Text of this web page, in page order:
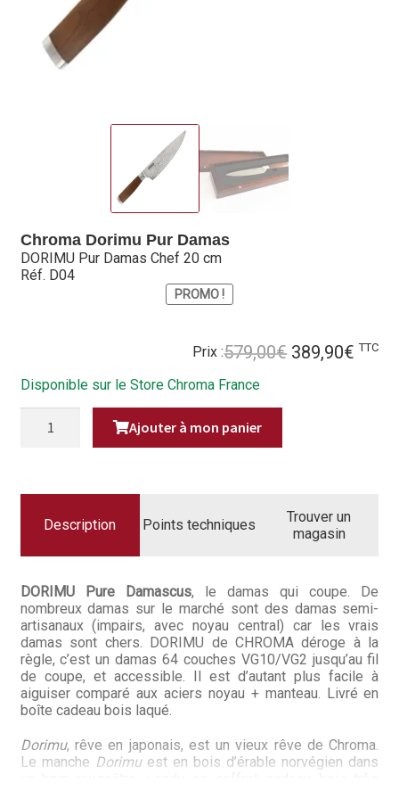
Hall of Fame
Bocuse d’Or
Partenaires
Plan du site
Politique en matière de remboursements et de retours
Revue de presse
Thank you for booking
Tous les articles
Trouver mon couteau
Trouver mon magasin
Chroma Dorimu Pur Damas
DORIMU Pur Damas Chef 20 cm
Réf. D04
PROMO !
Prix :579,00€ Le
389,90€ Le
TTC
Disponible sur le Store Chroma France
20
Ajouter à mon panier
Description Points techniques
Trouver un
magasin
DORIMU Pure Damascus, le damas qui coupe. De
nombreux damas sur le marché sont des damas semi-
artisanaux (impairs, avec noyau central) car les vrais
damas sont chers. DORIMU de CHROMA déroge à la
règle, c’est un damas 64 couches VG10/VG2 jusqu’au fil
de coupe, et accessible. Il est d’autant plus facile à
aiguiser comparé aux aciers noyau + manteau. Livré en
boîte cadeau bois laqué.
Dorimu, rêve en japonais, est un vieux rêve de Chroma.
Le manche Dorimuest en bois d’érable norvégien dans